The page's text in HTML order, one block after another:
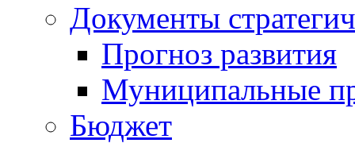
Документы
Прогноз развития
Муниципальные
Бюджет